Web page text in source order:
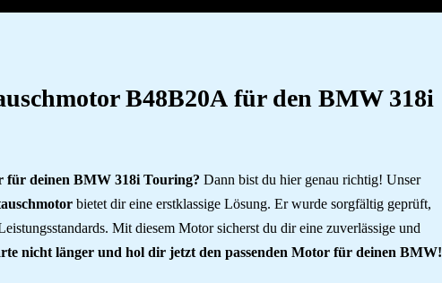
B48B20A für den BMW 318i
für deinen BMW 318i Touring? Dann bist du hier genau richtig! Unser
bietet dir eine erstklassige Lösung. Er wurde sorgfältig geprüft,
Mit diesem Motor sicherst du dir eine zuverlässige und
nicht länger und hol dir jetzt den passenden Motor für deinen BMW!